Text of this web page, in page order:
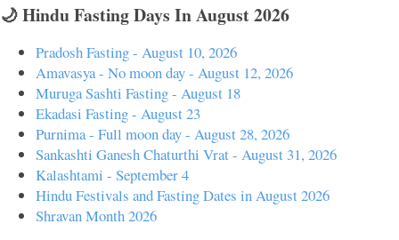
🌙 Hindu Fasting Days In August 2026
Pradosh Fasting - August 10, 2026
Amavasya - No moon day - August 12, 2026
Muruga Sashti Fasting - August 18
Ekadasi Fasting - August 23
Purnima - Full moon day - August 28, 2026
Sankashti Ganesh Chaturthi Vrat - August 31, 2026
Kalashtami - September 4
Hindu Festivals and Fasting Dates in August 2026
Shravan Month 2026